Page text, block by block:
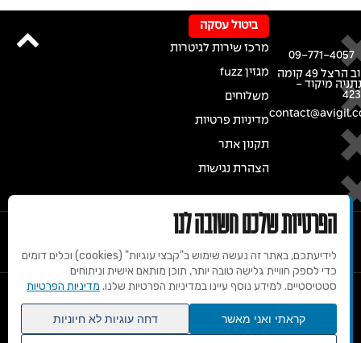
רחוב הרצל 49 קומה
מיקוד -
09-771-4057
ביטול עסקה
מרכז שירות לגיטרות
מגזין fuzz
משלוחים
מדיניות פרטיות
תקנון אתר
הצהרת נגישות
הפרטיות שלכם חשובה לנו
לידיעתכם, באתר זה נעשה שימוש ב"קבצי עוגיות" (cookies) וכלים דומים
כדי לספק חוויית גלישה טובה יותר, תוכן מותאם אישית וניתוחים
סטטיסטיים. למידע נוסף עיינו במדיניות הפרטיות שלנו. מדיניות הפרטיות
קראתי ואני מאשר דחה עוגיות לא חיוניות